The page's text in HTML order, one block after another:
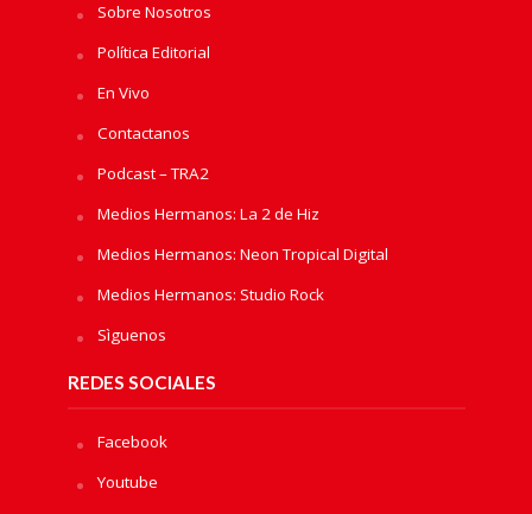
Sobre Nosotros
Política Editorial
En Vivo
Contactanos
Podcast – TRA2
Medios Hermanos: La 2 de Hiz
Medios Hermanos: Neon Tropical Digital
Medios Hermanos: Studio Rock
Sìguenos
REDES SOCIALES
Facebook
Youtube